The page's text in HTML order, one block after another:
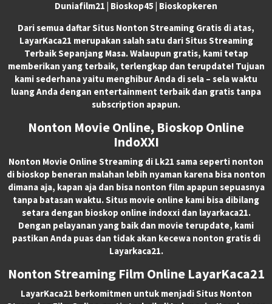
Duniafilm21 | Bioskop45 | Bioskopkeren
Dari semua daftar Situs Nonton Streaming Gratis di atas,
LayarKaca21 merupakan salah satu dari Situs Streaming
Terbaik Sepanjang Masa. Walaupun gratis, kami tetap
memberikan yang terbaik, terlengkap dan terupdate! Tujuan
kami sederhana yaitu menghibur Anda di sela – sela waktu
luang Anda dengan entertainment terbaik dan gratis tanpa
subscription apapun.
Nonton Movie Online, Bioskop Online
IndoXXI
Nonton Movie Online Streaming di Lk21 sama seperti nonton
di bioskop beneran malahan lebih nyaman karena bisa nonton
dimana aja, kapan aja dan bisa nonton film apapun sepuasnya
tanpa batasan waktu. Situs movie online kami bisa dibilang
setara dengan bioskop online indoxxi dan layarkaca21.
Dengan pelayanan yang baik dan movie terupdate, kami
pastikan Anda puas dan tidak akan kecewa nonton gratis di
Layarkaca21.
Nonton Streaming Film Online LayarKaca21
LayarKaca21 berkomitmen untuk menjadi Situs Nonton